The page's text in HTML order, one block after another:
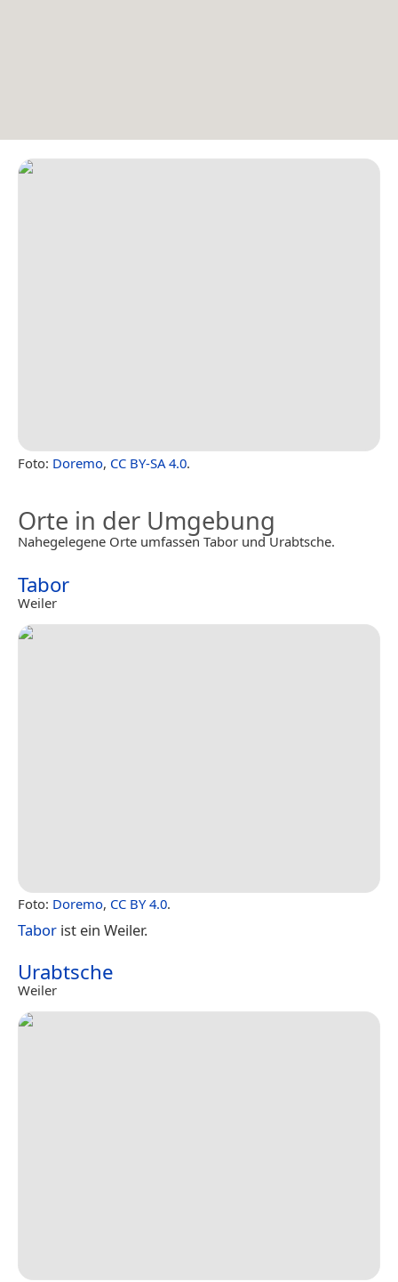
Foto: Doremo, CC BY-SA 4.0.
Orte in der Umgebung
Nahegelegene Orte umfassen Tabor und Urabtsche.
Tabor
Weiler
Foto: Doremo, CC BY 4.0.
Tabor ist ein Weiler.
Urabtsche
Weiler